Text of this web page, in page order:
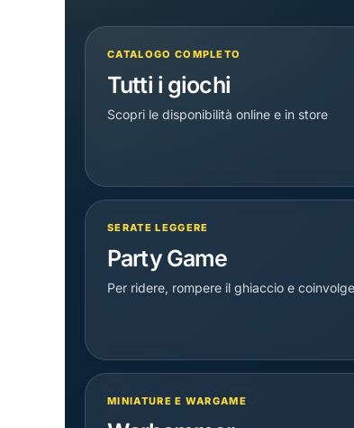
CATALOGO COMPLETO
Tutti i giochi
Scopri le disponibilità online e in store
SERATE LEGGERE
Party Game
Per ridere, rompere il ghiaccio e
MINIATURE E WARGAME